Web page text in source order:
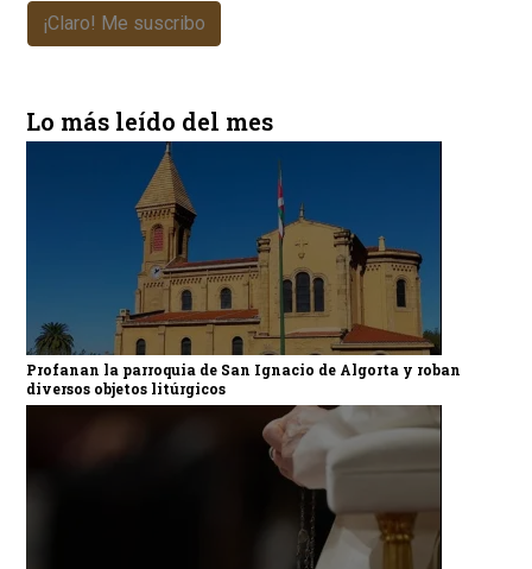
¡Claro! Me suscribo
Lo más leído del mes
Profanan la parroquia de San Ignacio de Algorta y roban
diversos objetos litúrgicos